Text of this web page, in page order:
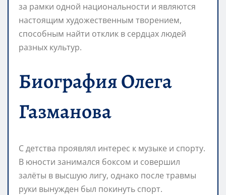
за рамки одной национальности и являются
настоящим художественным творением,
способным найти отклик в сердцах людей
разных культур.
Биография Олега
Газманова
С детства проявлял интерес к музыке и спорту.
В юности занимался боксом и совершил
залёты в высшую лигу, однако после травмы
руки вынужден был покинуть спорт.